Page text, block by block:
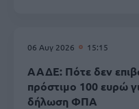
06 Αυγ 2026 15:15
ΑΑΔΕ: Πότε δεν
πρόστιμο 100 ευρώ
δήλωση ΦΠΑ